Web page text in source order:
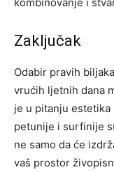
Zaključak
Odabir pravih
vrućih ljetnih dana
je u pitanju estetika
petunije i surfinije
ne samo da će
vaš prostor